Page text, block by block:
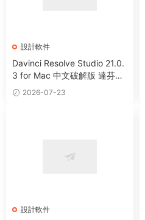
設計軟件
Davinci Resolve Studio 21.0.
3 for Mac 中文破解版 達芬奇
電影編輯調色軟件
2026-07-23
設計軟件